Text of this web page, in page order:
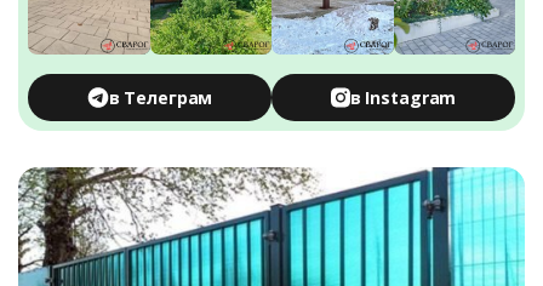
в Телеграм в Instagram